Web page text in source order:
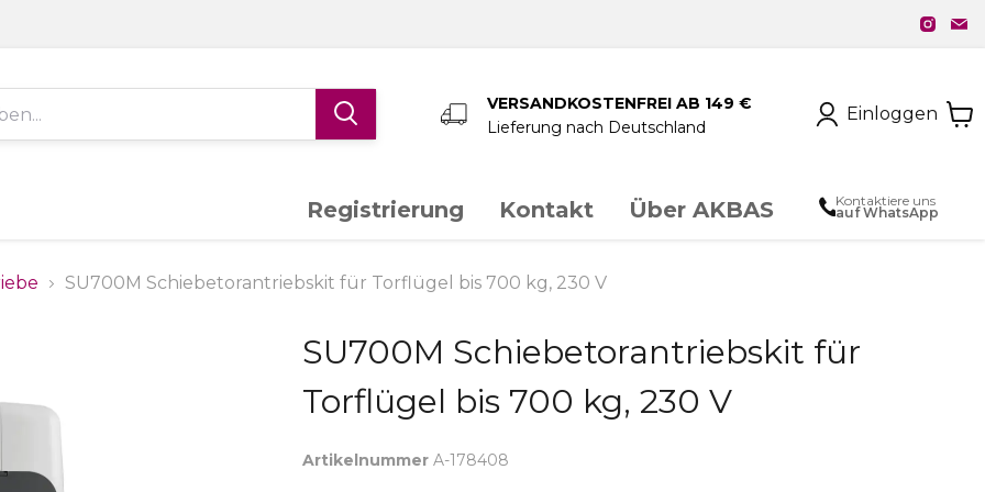
VERSANDKOSTENFREI AB 149 €
Lieferung nach Deutschland
Einloggen
Edelstahl V4A Aluminium Kunstschmiedeeisen
Sonderanfertigungen
Registrierung Kontakt Über AKBAS Kontaktiere uns
auf WhatsApp
SU700M Schiebetorantriebskit für Torflügel bis 700 kg, 230 V
SU700M Schiebetorantriebskit für
Torflügel bis 700 kg, 230 V
ArtikelnummerA-178408